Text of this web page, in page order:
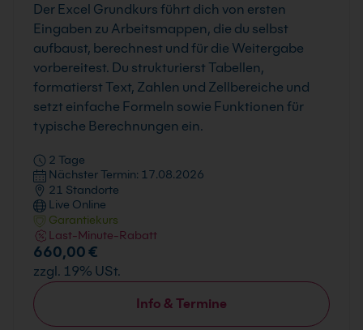
Der Excel Grundkurs führt dich von ersten
Eingaben zu Arbeitsmappen, die du selbst
aufbaust, berechnest und für die Weitergabe
vorbereitest. Du strukturierst Tabellen,
formatierst Text, Zahlen und Zellbereiche und
setzt einfache Formeln sowie Funktionen für
typische Berechnungen ein.
2 Tage
Nächster Termin: 17.08.2026
21 Standorte
Live Online
Garantiekurs
Last-Minute-Rabatt
Info & Termine
660,00 €
zzgl. 19% USt.